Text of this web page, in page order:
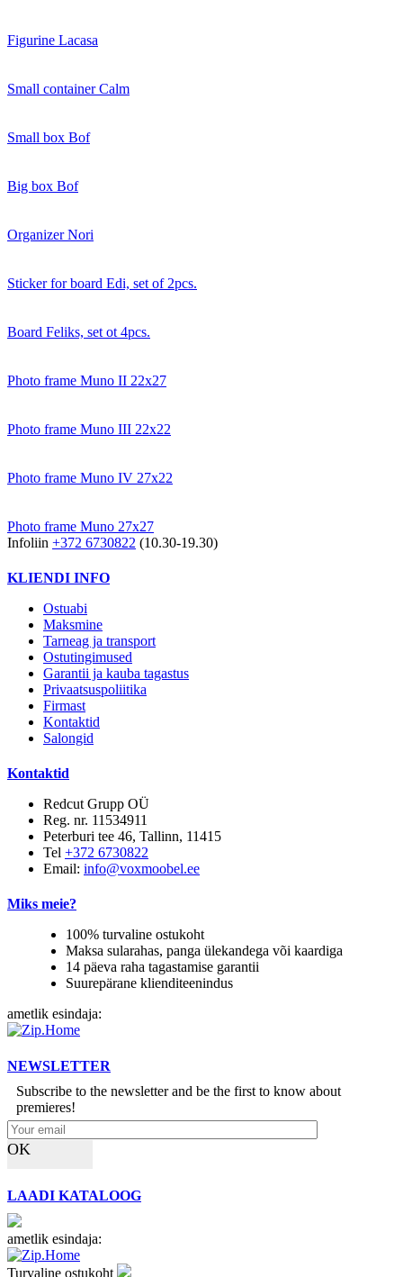
Figurine Lacasa
Small container Calm
Small box Bof
Big box Bof
Organizer Nori
Sticker for board Edi, set of 2pcs.
Board Feliks, set ot 4pcs.
Photo frame Muno II 22x27
Photo frame Muno III 22x22
Photo frame Muno IV 27x22
Photo frame Muno 27x27
Infoliin +372 6730822 (10.30-19.30)
KLIENDI INFO
Ostuabi
Maksmine
Tarneag ja transport
Ostutingimused
Garantii ja kauba tagastus
Privaatsuspoliitika
Firmast
Kontaktid
Salongid
Kontaktid
Redcut Grupp OÜ
Reg. nr. 11534911
Peterburi tee 46, Tallinn, 11415
Tel +372 6730822
Email: info@voxmoobel.ee
Miks meie?
100% turvaline ostukoht
Maksa sularahas, panga ülekandega või kaardiga
14 päeva raha tagastamise garantii
Suurepärane klienditeenindus
ametlik esindaja:
NEWSLETTER
Subscribe to the newsletter and be the first to know about
premieres!
OK
LAADI KATALOOG
ametlik esindaja:
Turvaline ostukoht